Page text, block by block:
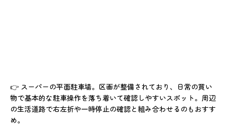
👉 スーパーの平面駐車場。区画が整備されており、日常の買い
物で基本的な駐車操作を落ち着いて確認しやすいスポット。周辺
の生活道路で右左折や一時停止の確認と組み合わせるのもおすす
め。